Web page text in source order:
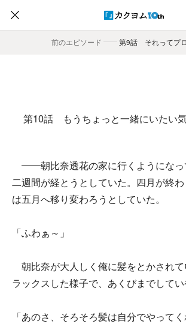
前のエピソード
―― 第9話 それってプ
第10話 もうちょっと一緒にいたい
――朝比奈透花の家に行くようになっ
二週間が経とうとしていた。四月が終
は五月へ移り変わろうとしていた。
「ふわぁ～」
朝比奈が大人しく俺に髪をとかされて
ラックスした様子で、あくびまでしてい
「あのさ、そろそろ髪は自分でやってく